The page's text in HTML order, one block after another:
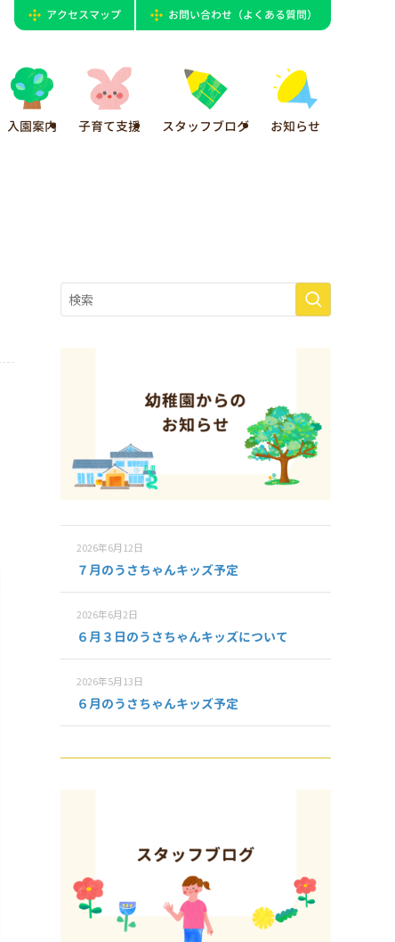
入園案内 子育て支援 スタッフブログ お知らせ
アクセスマップ お問い合わせ（よくある質問）
2026年6月12日
７月のうさちゃんキッズ予定
2026年6月2日
６月３日のうさちゃんキッズについて
2026年5月13日
６月のうさちゃんキッズ予定